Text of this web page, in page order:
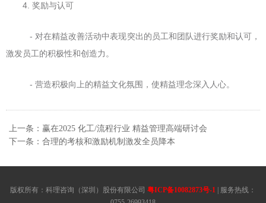
4. 奖励与认可
- 对在精益改善活动中表现突出的员工和团队进行奖励和认可，
激发员工的积极性和创造力。
- 营造积极向上的精益文化氛围，使精益理念深入人心。
上一条：赢在2025 化工/流程行业 精益管理高端研讨会
下一条：合理的考核和激励机制激发全员降本
版权所有：科理咨询（深圳）股份有限公司 粤ICP备10082873号-1 | 服务热线：